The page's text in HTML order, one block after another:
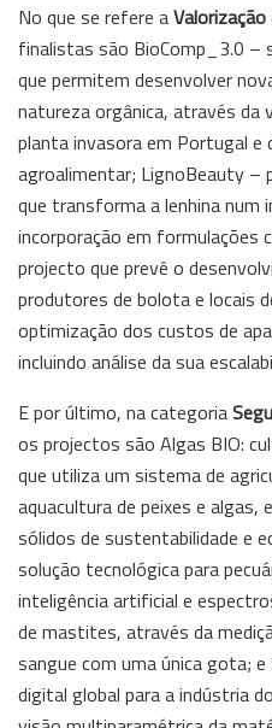
No que se refere a
finalistas são BioComp_3.0 –
que permitem desenvolver
natureza orgânica, através da
planta invasora em Portugal e
agroalimentar; LignoBeauty –
que transforma a lenhina num
incorporação em formulações
projecto que prevê o
produtores de bolota e locais
optimização dos custos de
incluindo análise da sua
E por último, na categoria
os projectos são Algas BIO:
que utiliza um sistema de
aquacultura de peixes e algas,
sólidos de sustentabilidade e
solução tecnológica para
inteligência artificial e
de mastites, através da
sangue com uma única gota;
digital global para a indústria